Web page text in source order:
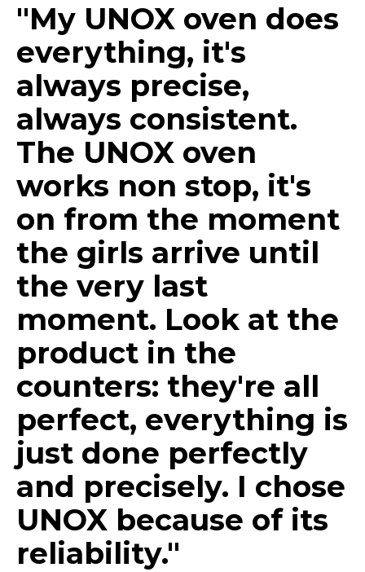
"My UNOX oven does
everything, it's
always precise,
always consistent.
The UNOX oven
works non stop, it's
on from the moment
the girls arrive until
the very last
moment. Look at the
product in the
counters: they're all
perfect, everything is
just done perfectly
and precisely. I chose
UNOX because of its
reliability."